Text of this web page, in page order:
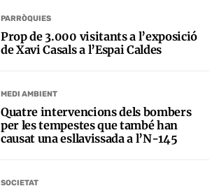
PARRÒQUIES
Prop de 3.000 visitants a l’exposició
de Xavi Casals a l’Espai Caldes
MEDI AMBIENT
Quatre intervencions dels bombers
per les tempestes que també han
causat una esllavissada a l’N-145
SOCIETAT